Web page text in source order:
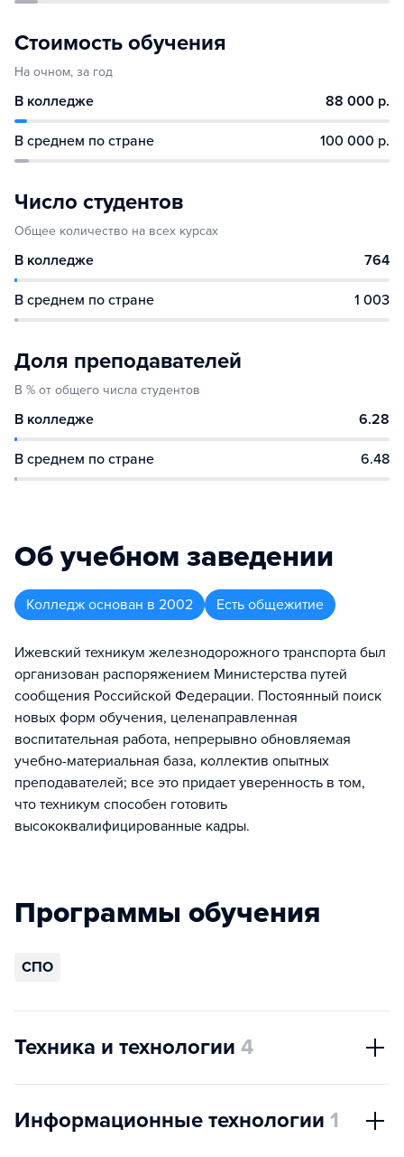
Стоимость обучения
На очном, за год
В колледже 88 000 р.
В среднем по стране 100 000 р.
Число студентов
Общее количество на всех курсах
В колледже 764
В среднем по стране 1 003
Доля преподавателей
В % от общего числа студентов
В колледже 6.28
В среднем по стране 6.48
Об учебном заведении
Колледж основан в 2002 Есть общежитие
Ижевский техникум железнодорожного транспорта был
организован распоряжением Министерства путей
сообщения Российской Федерации. Постоянный поиск
новых форм обучения, целенаправленная
воспитательная работа, непрерывно обновляемая
учебно-материальная база, коллектив опытных
преподавателей; все это придает уверенность в том,
что техникум способен готовить
высококвалифицированные кадры.
Программы обучения
СПО
Техника и технологии 4
Информационные технологии 1